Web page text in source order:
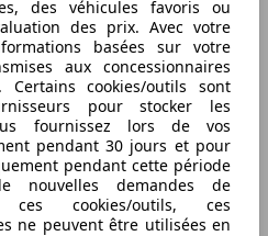
Range Rover Evoque TD4
des véhicules favoris ou
des prix. Avec votre
basées sur votre
aux concessionnaires
Certains cookies/outils sont
pour stocker les
fournissez lors de vos
pendant 30 jours et pour
pendant cette période
nouvelles demandes de
ces cookies/outils, ces
ne peuvent être utilisées en